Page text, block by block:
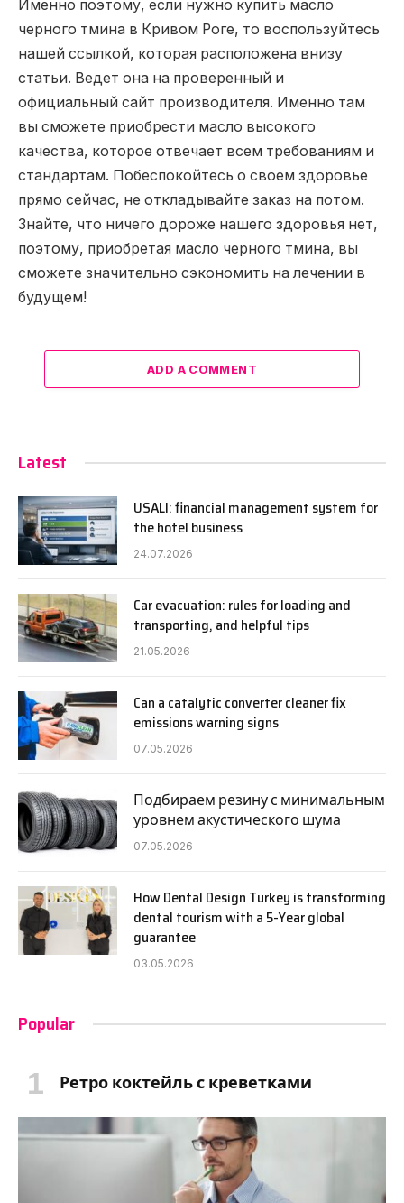
Именно поэтому, если нужно купить масло
черного тмина в Кривом Роге, то воспользуйтесь
нашей ссылкой, которая расположена внизу
статьи. Ведет она на проверенный и
официальный сайт производителя. Именно там
вы сможете приобрести масло высокого
качества, которое отвечает всем требованиям и
стандартам. Побеспокойтесь о своем здоровье
прямо сейчас, не откладывайте заказ на потом.
Знайте, что ничего дороже нашего здоровья нет,
поэтому, приобретая масло черного тмина, вы
сможете значительно сэкономить на лечении в
будущем!
ADD A COMMENT
Latest
USALI: financial management system for
the hotel business
24.07.2026
Car evacuation: rules for loading and
transporting, and helpful tips
21.05.2026
Can a catalytic converter cleaner fix
emissions warning signs
07.05.2026
Подбираем резину с минимальным
уровнем акустического шума
07.05.2026
How Dental Design Turkey is transforming
dental tourism with a 5-Year global
guarantee
03.05.2026
Popular
Ретро коктейль с креветками